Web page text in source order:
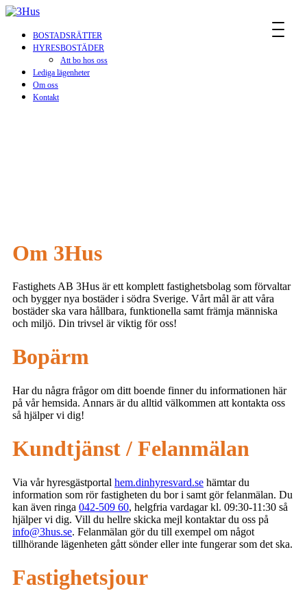
BOSTADSRÄTTER
HYRESBOSTÄDER
Att bo hos oss
Lediga lägenheter
Om oss
Kontakt
Om 3Hus
Fastighets AB 3Hus är ett komplett fastighetsbolag som förvaltar
och bygger nya bostäder i södra Sverige. Vårt mål är att våra
bostäder ska vara hållbara, funktionella samt främja människa
och miljö. Din trivsel är viktig för oss!
Bopärm
Har du några frågor om ditt boende finner du informationen här
på vår hemsida. Annars är du alltid välkommen att kontakta oss
så hjälper vi dig!
Kundtjänst / Felanmälan
Via vår hyresgästportal hem.dinhyresvard.se hämtar du
information som rör fastigheten du bor i samt gör felanmälan. Du
kan även ringa 042-509 60, helgfria vardagar kl. 09:30-11:30 så
hjälper vi dig. Vill du hellre skicka mejl kontaktar du oss på
info@3hus.se. Felanmälan gör du till exempel om något
tillhörande lägenheten gått sönder eller inte fungerar som det ska.
Fastighetsjour